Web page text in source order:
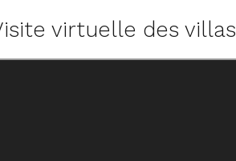
virtuelle des villas